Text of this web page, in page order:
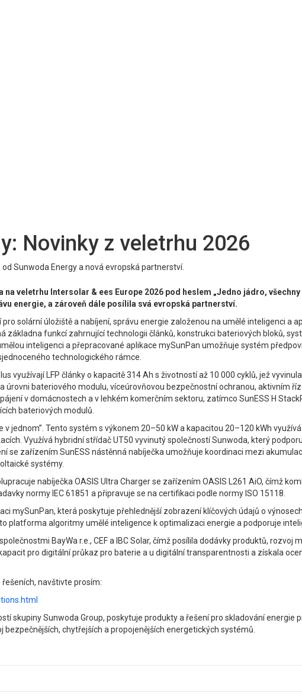
Novinky z veletrhu 2026
Sunwoda Energy a nová evropská partnerství.
veletrhu Intersolar & ees Europe 2026 pod heslem „Jedno jádro,
energie, a zároveň dále posílila svá evropská partnerství.
solární úložiště a nabíjení, správu energie založenou na umělé inteligenci a
základna funkcí zahrnující technologii článků, konstrukci bateriových bloků,
inteligenci a přepracované aplikace mySunPan umožňuje systém
technologického rámce.
využívají LFP články o kapacitě 314 Ah s životností až 10 000 cyklů, jež
bateriového modulu, víceúrovňovou bezpečnostní ochranou, aktivním
v domácnostech a v lehkém komerčním sektoru, zatímco SunESS H
bateriových modulů.
jednom”. Tento systém s výkonem 20–50 kW a kapacitou 20–120 kWh
Využívá hybridní střídač UT50 vyvinutý společností Sunwoda, který
se zařízením SunESS nástěnná nabíječka umožňuje koordinaci mezi
systémy.
nabíječka OASIS Ultra Charger se zařízením OASIS L261 AiO, čímž
normy IEC 61851 a připravuje se na certifikaci podle normy ISO 15118.
mySunPan, která poskytuje přehlednější zobrazení klíčových údajů o
platforma algoritmy umělé inteligence k optimalizaci energie a podporuje
BayWa r.e., CEF a IBC Solar, čímž posílila dodávky produktů,
pro digitální průkaz pro baterie a u digitální transparentnosti a získala
řešeních, navštivte prosím:
skupiny Sunwoda Group, poskytuje produkty a řešení pro skladování
chytřejších a propojenějších energetických systémů.